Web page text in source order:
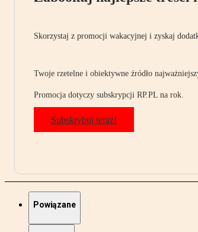
Skorzystaj z promocji wakacyjnej i zyskaj
Twoje rzetelne i obiektywne źródło
Promocja dotyczy subskrypcji RP.PL na rok.
Subskrybuj teraz!
Powiązane